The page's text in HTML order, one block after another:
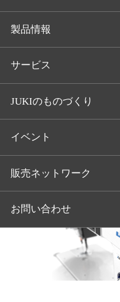
製品情報
サービス
JUKIのものづくり
イベント
販売ネットワーク
お問い合わせ